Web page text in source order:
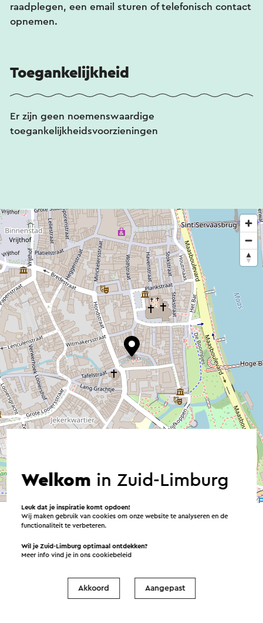
raadplegen, een email sturen of telefonisch contact
opnemen.
Toegankelijkheid
Er zijn geen noemenswaardige
toegankelijkheidsvoorzieningen
contributors
→ Plan je route
Welkom in Zuid-Limburg
Leuk dat je inspiratie komt opdoen!
Wij maken gebruik van cookies om onze website te analyseren en de
functionaliteit te verbeteren.
Wil je Zuid-Limburg optimaal ontdekken?
Meer info vind je in onscookiebeleid
Akkoord Aangepast